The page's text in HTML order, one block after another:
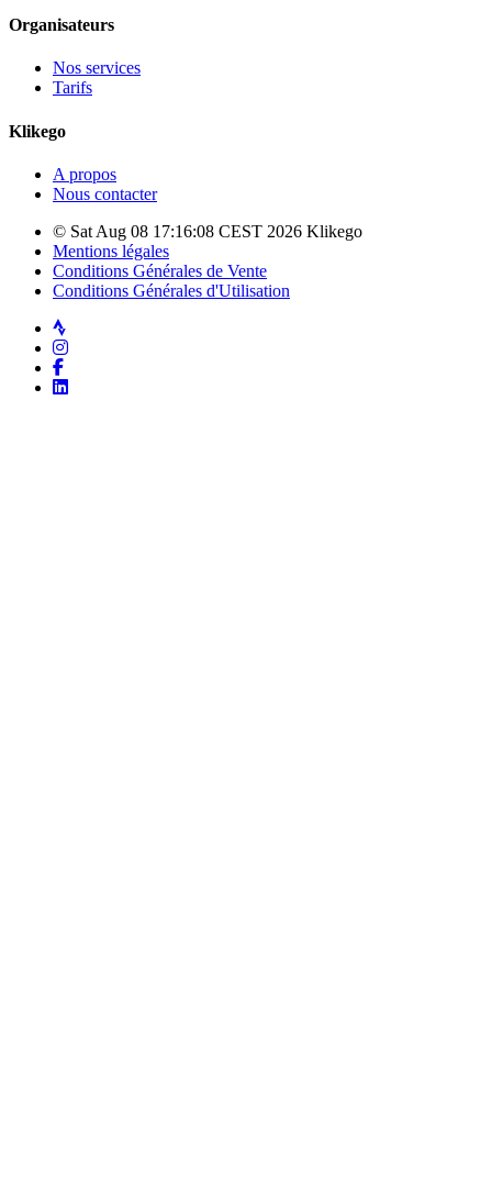
Organisateurs
Nos services
Tarifs
Klikego
A propos
Nous contacter
© Sat Aug 08 17:16:08 CEST 2026 Klikego
Mentions légales
Conditions Générales de Vente
Conditions Générales d'Utilisation
Strava
Instagram
Facebook
LinkedIn